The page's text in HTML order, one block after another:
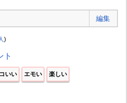
編集
)
ト
いい エモい 楽しい